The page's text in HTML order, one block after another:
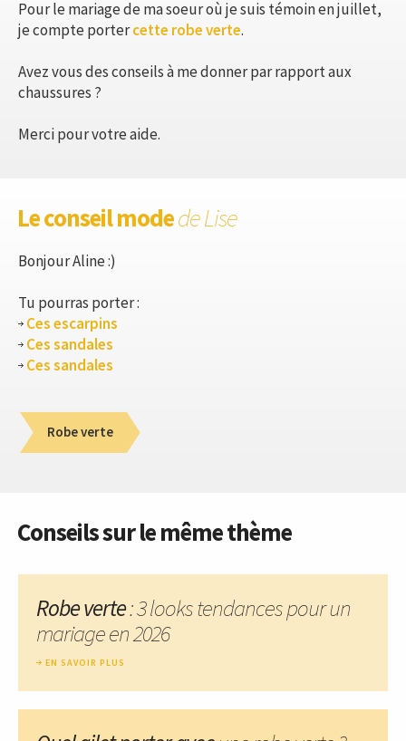
Pour le mariage de ma soeur où je suis témoin en juillet,
je compte portercette robe verte.
Avez vous des conseils à me donner par rapport aux
chaussures ?
Merci pour votre aide.
Le conseil modede Lise
Bonjour Aline :)
Tu pourras porter :
Ces escarpins
Ces sandales
Ces sandales
Robe verte
Conseils sur le même thème
Robe verte: 3 looks tendances pour un
mariage en 2026
EN SAVOIR PLUS